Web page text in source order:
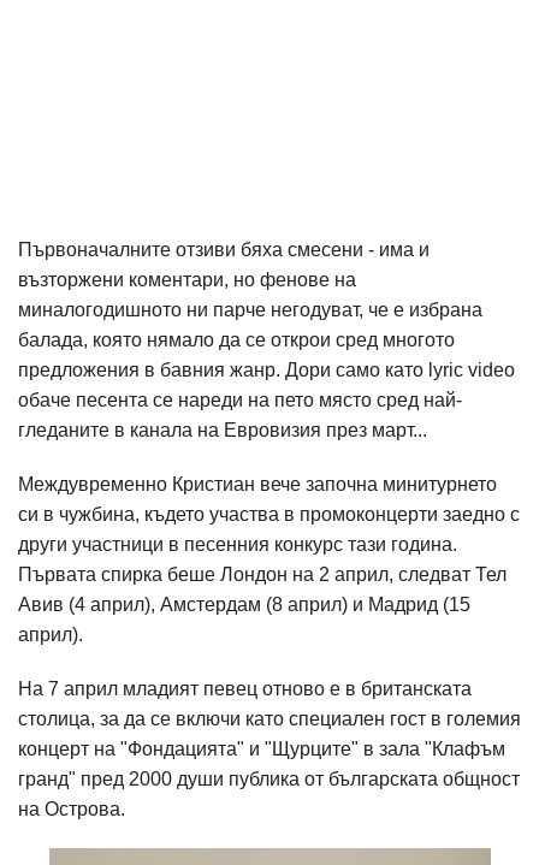
Първоначалните отзиви бяха смесени - има и
възторжени коментари, но фенове на
миналогодишното ни парче негодуват, че е избрана
балада, която нямало да се открои сред многото
предложения в бавния жанр. Дори само като lyric video
обаче песента се нареди на пето място сред най-
гледаните в канала на Евровизия през март...
Междувременно Кристиан вече започна минитурнето
си в чужбина, където участва в промоконцерти заедно с
други участници в песенния конкурс тази година.
Първата спирка беше Лондон на 2 април, следват Тел
Авив (4 април), Амстердам (8 април) и Мадрид (15
април).
На 7 април младият певец отново е в британската
столица, за да се включи като специален гост в големия
концерт на "Фондацията" и "Щурците" в зала "Клафъм
гранд" пред 2000 души публика от българската общност
на Острова.